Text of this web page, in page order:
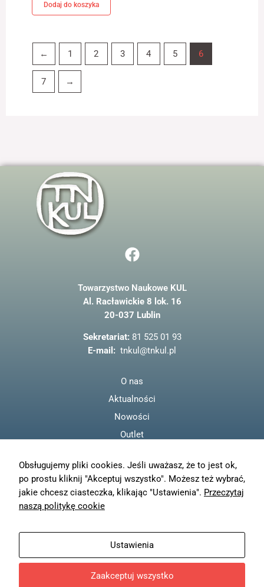
Dodaj do koszyka
← 1 2 3 4 5 6
7 →
F
a
e
b
o
o
k
Towarzystwo Naukowe KUL
Al. Racławickie 8 lok. 16
20-037 Lublin
Sekretariat: 81 525 01 93
E-mail: tnkul@tnkul.pl
O nas
Aktualności
Nowości
Outlet
Polityka prywatności
Moje konto
Wysyłka
Zwroty
Obsługujemy pliki cookies. Jeśli uważasz, że to jest ok,
po prostu kliknij "Akceptuj wszystko". Możesz też wybrać,
jakie chcesz ciasteczka, klikając "Ustawienia". Przeczytaj
naszą politykę cookie
Ustawienia
Zaakceptuj wszystko